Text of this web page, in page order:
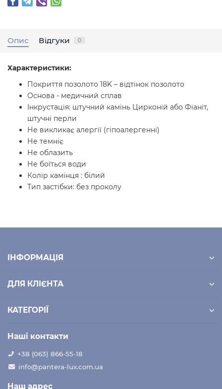
Опис Відгуки 0
Характеристики:
Покриття позолото 18K – відтінок позолото
Основа - медичний сплав
Інкрустація: штучний камінь Цирконій або Фіаніт,
штучні перли
Не викликає алергії (гіпоалергенні)
Не темніє
Не облазить
Не боїться води
Колір камінця : білий
Тип застібки: без проколу
ІНФОРМАЦІЯ
ДЛЯ КЛІЄНТА
КАТЕГОРІЇ
Наші контакти
+38 (063) 866-55-18
info@pantera-lux.com.ua
Наш адрес